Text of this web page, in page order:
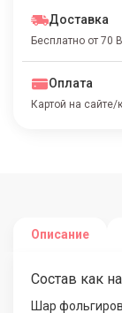
Доставка
Бесплатно от 70
Оплата
Картой на
Описание
Состав как
Шар